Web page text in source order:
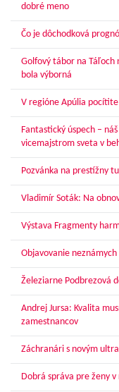
dobré meno
Čo je dôchodková
Golfový tábor na Táľoch
bola výborná
V regióne Apúlia
Fantastický úspech –
vicemajstrom sveta v
Pozvánka na prestížny
Vladimír Soták: Na
Výstava Fragmenty
Objavovanie
Železiarne Podbrezová
Andrej Jursa: Kvalita
zamestnancov
Záchranári s novým
Dobrá správa pre ženy